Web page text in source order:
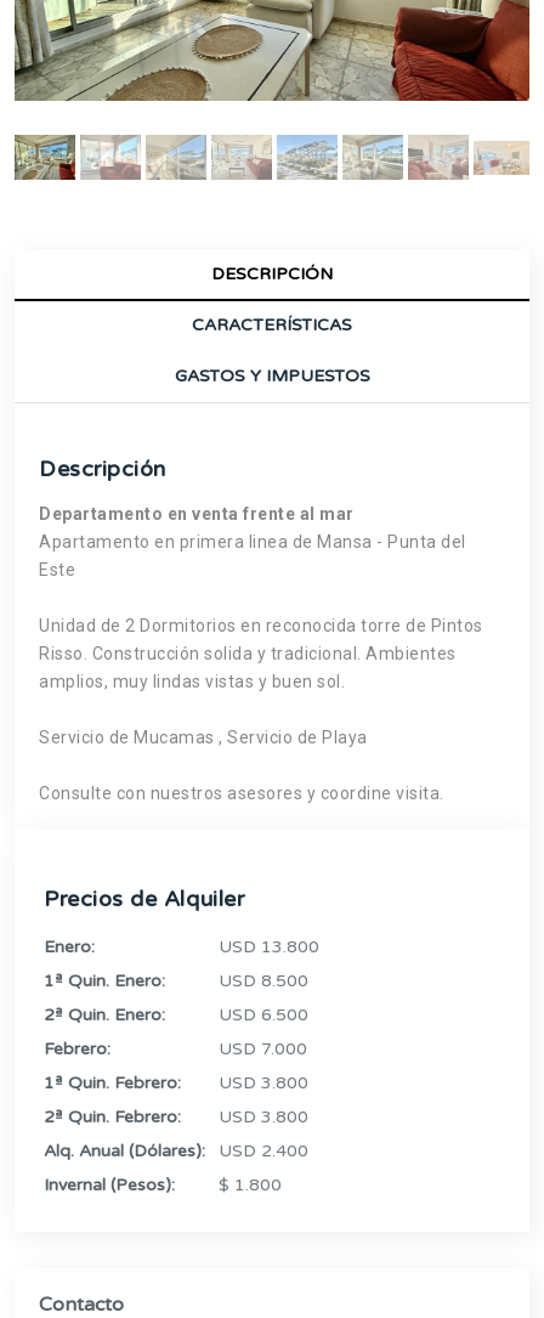
DESCRIPCIÓN
CARACTERÍSTICAS
GASTOS Y IMPUESTOS
Descripción
Departamento en venta frente al mar
Apartamento en primera linea de Mansa - Punta del
Este
Unidad de 2 Dormitorios en reconocida torre de Pintos
Risso. Construcción solida y tradicional. Ambientes
amplios, muy lindas vistas y buen sol.
Servicio de Mucamas , Servicio de Playa
Consulte con nuestros asesores y coordine visita.
Precios de Alquiler
Enero:
USD 13.800
1ª Quin. Enero:
USD 8.500
2ª Quin. Enero:
USD 6.500
Febrero:
USD 7.000
1ª Quin. Febrero:
USD 3.800
2ª Quin. Febrero:
USD 3.800
Alq. Anual (Dólares):
USD 2.400
Invernal (Pesos):
$ 1.800
Contacto